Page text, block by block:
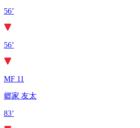
56’
56’
MF 11
郷家 友太
83’